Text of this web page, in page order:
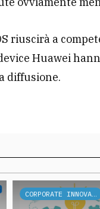
riuscirà a
Huawei
diffusione.
CORPORATE INNOVATION